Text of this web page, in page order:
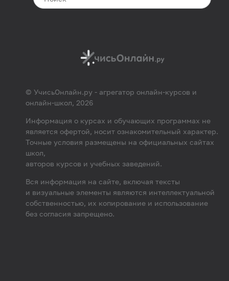
© УчисьОнлайн.ру - агрегатор онлайн-курсов и
онлайн-школ, 2026
Информация о курсах и обучающих программах не
является офертой, носит ознакомительный характер.
Точные условия размещены на официальных сайтах
школ,
авторов курсов и учебных заведений.
Вся информация на сайте, включая тексты
и визуальные элементы являются интеллектуальной
собственностью, их копирование и использование
без согласия запрещено.